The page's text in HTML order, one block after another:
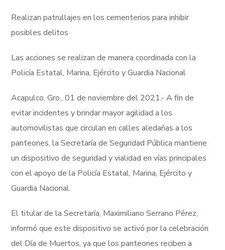
Realizan patrullajes en los cementerios para inhibir
posibles delitos
Las acciones se realizan de manera coordinada con la
Policía Estatal, Marina, Ejército y Guardia Nacional
Acapulco, Gro., 01 de noviembre del 2021.- A fin de
evitar incidentes y brindar mayor agilidad a los
automovilistas que circulan en calles aledañas a los
panteones, la Secretaría de Seguridad Pública mantiene
un dispositivo de seguridad y vialidad en vías principales
con el apoyo de la Policía Estatal, Marina, Ejército y
Guardia Nacional.
El titular de la Secretaría, Maximiliano Serrano Pérez,
informó que este dispositivo se activó por la celebración
del Día de Muertos, ya que los panteones reciben a